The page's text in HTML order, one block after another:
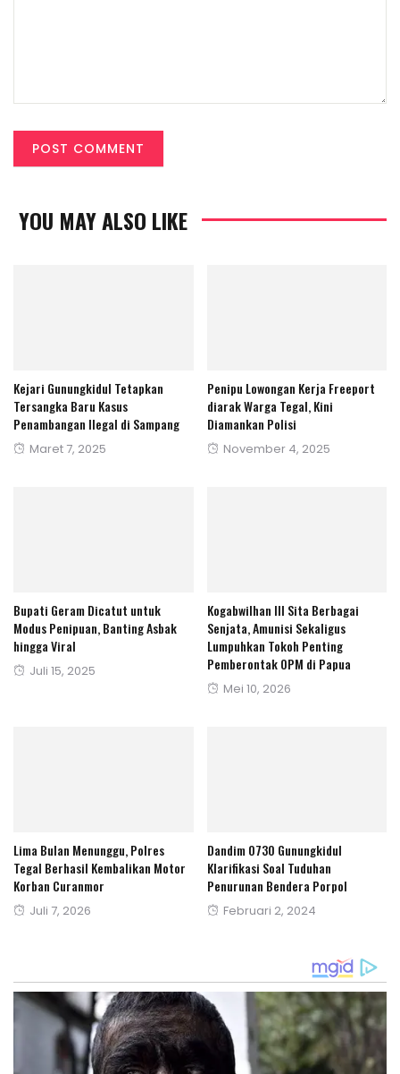
YOU MAY ALSO LIKE
Kejari Gunungkidul Tetapkan
Tersangka Baru Kasus
Penambangan Ilegal di Sampang
Posted
Maret 7, 2025
Penipu Lowongan Kerja Freeport
diarak Warga Tegal, Kini
Diamankan Polisi
Posted
November 4, 2025
Bupati Geram Dicatut untuk
Modus Penipuan, Banting Asbak
hingga Viral
Posted
Juli 15, 2025
Kogabwilhan III Sita Berbagai
Senjata, Amunisi Sekaligus
Lumpuhkan Tokoh Penting
Pemberontak OPM di Papua
Posted
Mei 10, 2026
‎Lima Bulan Menunggu, Polres
Tegal Berhasil Kembalikan Motor
Korban Curanmor‎
Posted
Juli 7, 2026
Dandim 0730 Gunungkidul
Klarifikasi Soal Tuduhan
Penurunan Bendera Porpol
Posted
Februari 2, 2024